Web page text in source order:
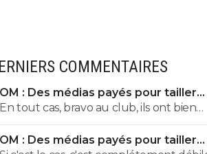
COMMENTAIRES
OM : Des médias payés pour tailler
l’OL, McCourt accusé
En tout cas, bravo au club, ils ont bien
siphonné Francky pour 0 trophée. Il a
dépensé 2 à 4 fois plus que Louis-
OM : Des médias payés pour tailler